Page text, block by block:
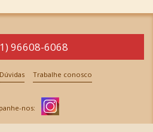
96608-6068
Dúvidas Trabalhe conosco